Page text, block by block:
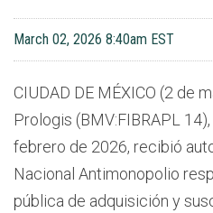
March 02, 2026 8:40am EST
CIUDAD DE MÉXICO (2 de
Prologis (BMV:FIBRAPL
febrero de 2026, recibió
Nacional Antimonopolio
pública de adquisición y